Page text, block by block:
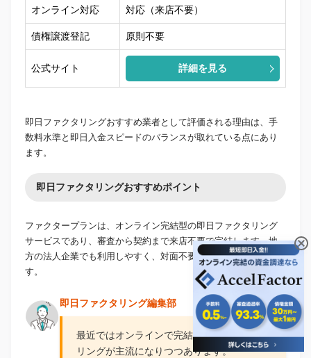
オンライン対応 対応（来店不要）
債権譲渡登記 原則不要
公式サイト 詳細を見る
即日ファクタリングおすすめ業者として評価される理由は、手
数料水準と即日入金スピードのバランスが取れている点にあり
ます。
即日ファクタリングおすすめポイント
ファクタープランは、オンライン完結型の即日ファクタリング
サービスであり、審査から契約まで来店不要で完結します。地
方の法人企業でも利用しやすく、対面不要で資金調達が可能で
す。
即日ファクタリング編集部
最近ではオンラインで完結する即日ファクタ
リングが主流になりつつあります。